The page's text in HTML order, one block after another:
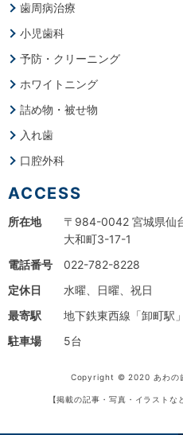
歯周病治療
小児歯科
予防・クリーニング
ホワイトニング
詰め物・被せ物
入れ歯
口腔外科
ACCESS
所在地
〒984-0042 宮城県仙
大和町3-17-1
電話番号
022-782-8228
定休日
水曜、日曜、祝日
最寄駅
地下鉄東西線「卸町駅」
駐車場
5台
Copyright © 2020 あわの
【掲載の記事・写真・イラストな